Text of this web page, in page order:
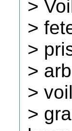
>
>
>
>
>
>